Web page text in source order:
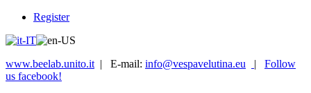
Register
www.beelab.unito.it | E-mail: info@vespavelutina.eu | Follow
us facebook!